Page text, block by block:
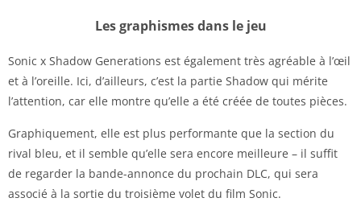
Les graphismes dans le jeu
Sonic x Shadow Generations est également très agréable à l’œil
et à l’oreille. Ici, d’ailleurs, c’est la partie Shadow qui mérite
l’attention, car elle montre qu’elle a été créée de toutes pièces.
Graphiquement, elle est plus performante que la section du
rival bleu, et il semble qu’elle sera encore meilleure – il suffit
de regarder la bande-annonce du prochain DLC, qui sera
associé à la sortie du troisième volet du film Sonic.